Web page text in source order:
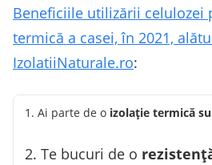
Beneficiile utilizării celulozei
termică a casei, în 2021,
IzolatiiNaturale.ro:
1. Ai parte de oizolaţie termică
2. Te bucuri de o